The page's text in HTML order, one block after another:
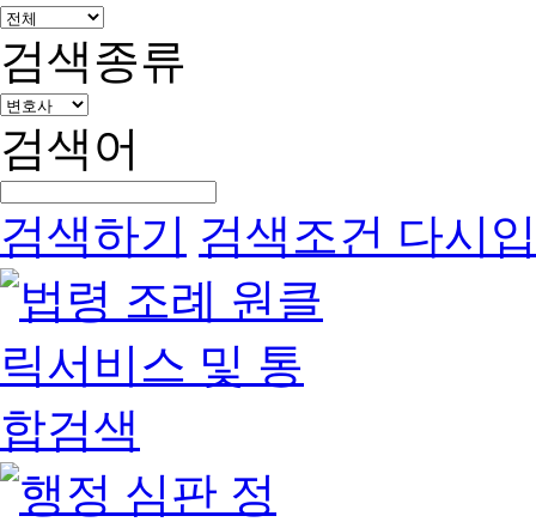
검색종류
검색어
검색하기 검색조건 다시